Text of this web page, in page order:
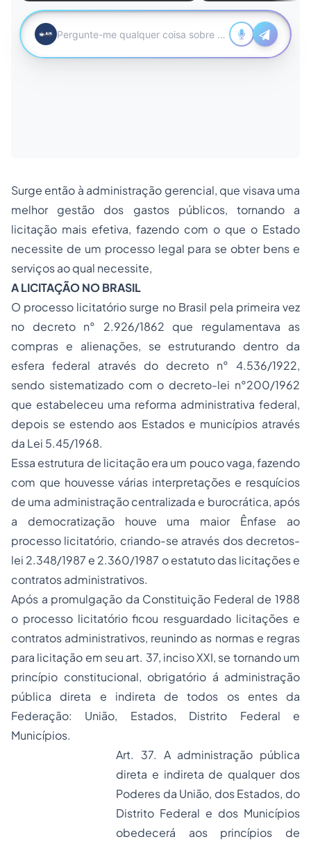
Surge então à administração gerencial, que visava uma
melhor gestão dos gastos públicos, tornando a
licitação mais efetiva, fazendo com o que o Estado
necessite de um processo legal para se obter bens e
serviços ao qual necessite,
A LICITAÇÃO NO BRASIL
O processo licitatório surge no Brasil pela primeira vez
no decreto n° 2.926/1862 que regulamentava as
compras e alienações, se estruturando dentro da
esfera federal através do decreto n° 4.536/1922,
sendo sistematizado com o decreto-lei n°200/1962
que estabeleceu uma reforma administrativa federal,
depois se estendo aos Estados e municípios através
da Lei 5.45/1968.
Essa estrutura de licitação era um pouco vaga, fazendo
com que houvesse várias interpretações e resquícios
de uma administração centralizada e burocrática, após
a democratização houve uma maior Ênfase ao
processo licitatório, criando-se através dos decretos-
lei 2.348/1987 e 2.360/1987 o estatuto das licitações e
contratos administrativos.
Após a promulgação da Constituição Federal de 1988
o processo licitatório ficou resguardado licitações e
contratos administrativos, reunindo as normas e regras
para licitação em seu art. 37, inciso XXI, se tornando um
princípio constitucional, obrigatório á administração
pública direta e indireta de todos os entes da
Federação: União, Estados, Distrito Federal e
Municípios.
Art. 37. A administração pública
direta e indireta de qualquer dos
Poderes da União, dos Estados, do
Distrito Federal e dos Municípios
obedecerá aos princípios de